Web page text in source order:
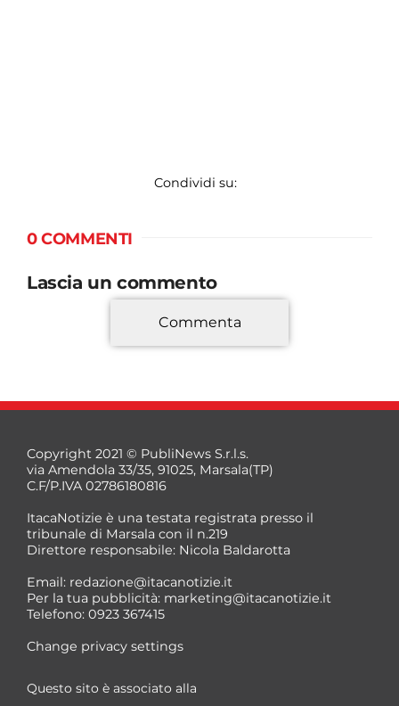
Condividi su:
0 COMMENTI
Lascia un commento
*
*
Commenta
Copyright 2021 © PubliNews S.r.l.s.
via Amendola 33/35, 91025, Marsala(TP)
C.F/P.IVA 02786180816
ItacaNotizie è una testata registrata presso il
tribunale di Marsala con il n.219
Direttore responsabile: Nicola Baldarotta
Email: redazione@itacanotizie.it
Per la tua pubblicità: marketing@itacanotizie.it
Telefono: 0923 367415
Change privacy settings
Questo sito è associato alla